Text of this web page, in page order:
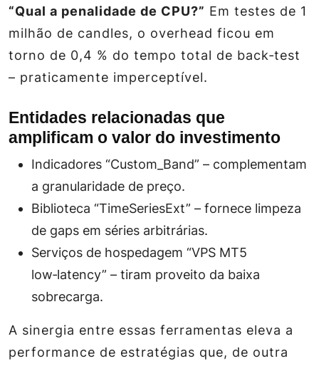
“Qual a penalidade de CPU?” Em testes de 1
milhão de candles, o overhead ficou em
torno de 0,4 % do tempo total de back‑test
– praticamente imperceptível.
Entidades relacionadas que
amplificam o valor do investimento
Indicadores “Custom_Band” – complementam
a granularidade de preço.
Biblioteca “TimeSeriesExt” – fornece limpeza
de gaps em séries arbitrárias.
Serviços de hospedagem “VPS MT5
low‑latency” – tiram proveito da baixa
sobrecarga.
A sinergia entre essas ferramentas eleva a
performance de estratégias que, de outra